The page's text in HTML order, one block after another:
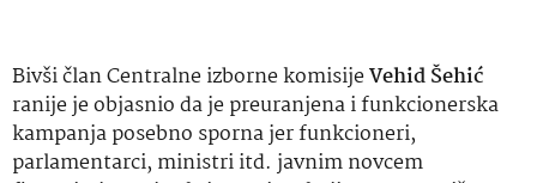
Bivši član Centralne izborne komisijeVehid Šehić
ranije je objasnio da je preuranjena i funkcionerska
kampanja posebno sporna jer funkcioneri,
parlamentarci, ministri itd. javnim novcem